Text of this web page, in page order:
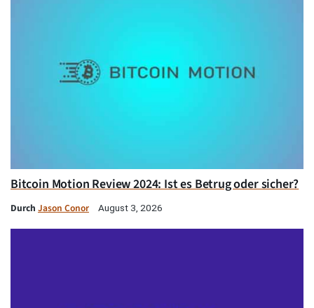
Bitcoin Motion Review 2024: Ist es Betrug oder sicher?
Durch Jason Conor August 3, 2026